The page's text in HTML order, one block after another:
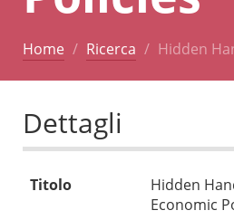
Home Ricerca Hidden
Dettagli
Titolo
Hidden
Economic